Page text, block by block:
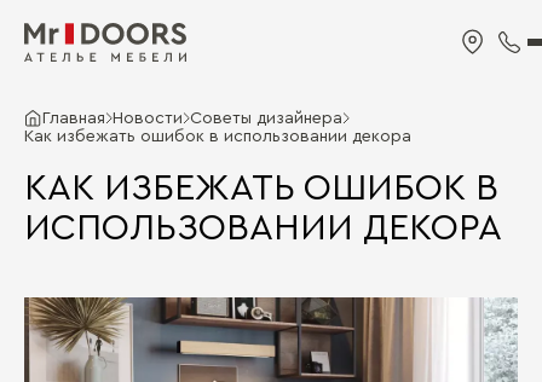
Главная Новости Советы дизайнера
Как избежать ошибок в использовании декора
КАК ИЗБЕЖАТЬ ОШИБОК В
ИСПОЛЬЗОВАНИИ ДЕКОРА